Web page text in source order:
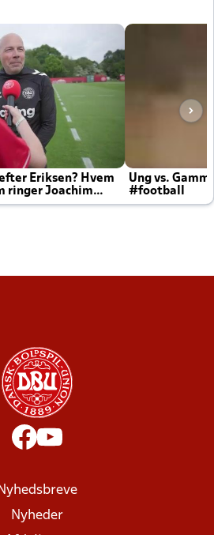
Eriksen? Hvem
ringer Joachim
Ung vs.
#football
Nyhedsbreve
Nyheder